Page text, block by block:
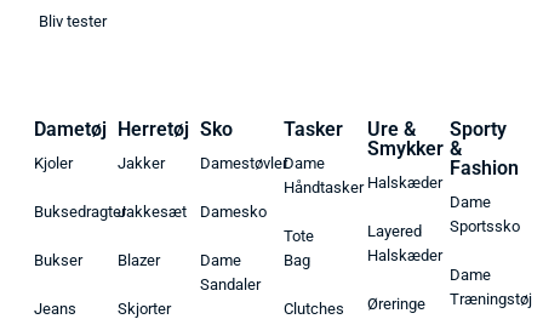
Bliv tester
Dametøj
Kjoler
Buksedragter
Bukser
Jeans
Herretøj
Jakker
Jakkesæt
Blazer
Skjorter
Sko
Damestøvler
Damesko
Dame
Sandaler
Tasker
Dame
Håndtasker
Tote
Bag
Clutches
Ure &
Smykker
Halskæder
Layered
Halskæder
Øreringe
Sporty
&
Fashion
Dame
Sportssko
Dame
Træningstøj